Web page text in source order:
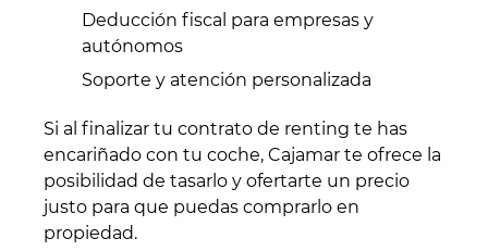
Deducción fiscal para empresas y
autónomos
Soporte y atención personalizada
Si al finalizar tu contrato de renting te has
encariñado con tu coche, Cajamar te ofrece la
posibilidad de tasarlo y ofertarte un precio
justo para que puedas comprarlo en
propiedad.